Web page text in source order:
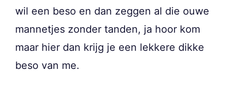
wil een beso en dan zeggen al die ouwe
mannetjes zonder tanden, ja hoor kom
maar hier dan krijg je een lekkere dikke
beso van me.